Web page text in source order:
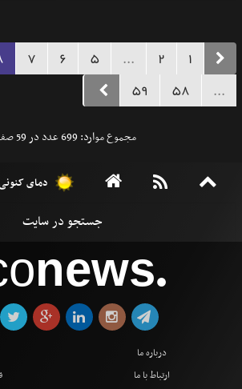
1
2
...
5
6
7
...
58
59
مجموع موارد: 699 عدد در 59 صفحه
دمای کنونی:
news●
درباره ما
ارتباط با ما